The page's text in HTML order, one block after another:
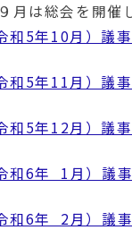
月は総会を開催
和5年10月）議
和5年11月）議
和5年12月）議
和6年 1月）議
和6年 2月）議